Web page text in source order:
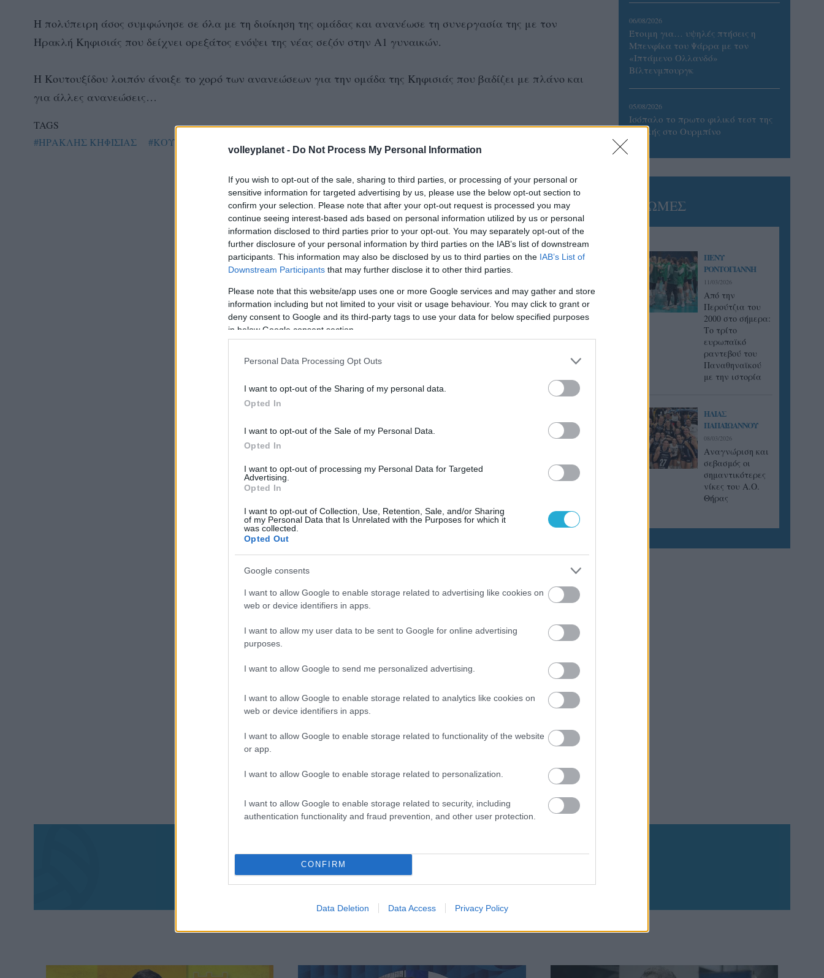
volleyplanet - Do Not Process My Personal Information
If you wish to opt-out of the sale, sharing to third parties, or processing of your personal or
sensitive information for targeted advertising by us, please use the below opt-out section to
confirm your selection. Please note that after your opt-out request is processed you may
continue seeing interest-based ads based on personal information utilized by us or personal
information disclosed to third parties prior to your opt-out. You may separately opt-out of the
further disclosure of your personal information by third parties on the IAB’s list of downstream
participants. This information may also be disclosed by us to third parties on the IAB’s List of
Downstream Participants that may further disclose it to other third parties.
Please note that this website/app uses one or more Google services and may gather and store
information including but not limited to your visit or usage behaviour. You may click to grant or
deny consent to Google and its third-party tags to use your data for below specified purposes
in below Google consent section.
Personal Data Processing Opt Outs
I want to opt-out of the Sharing of my personal data.
Opted In
I want to opt-out of the Sale of my Personal Data.
Opted In
I want to opt-out of processing my Personal Data for Targeted
Advertising.
Opted In
I want to opt-out of Collection, Use, Retention, Sale, and/or Sharing
of my Personal Data that Is Unrelated with the Purposes for which it
was collected.
Opted Out
Google consents
I want to allow Google to enable storage related to advertising like cookies on
web or device identifiers in apps.
I want to allow my user data to be sent to Google for online advertising
purposes.
I want to allow Google to send me personalized advertising.
I want to allow Google to enable storage related to analytics like cookies on
web or device identifiers in apps.
I want to allow Google to enable storage related to functionality of the website
or app.
I want to allow Google to enable storage related to personalization.
I want to allow Google to enable storage related to security, including
authentication functionality and fraud prevention, and other user protection.
CONFIRM
Data Deletion Data Access Privacy Policy
Η πολύπειρη άσος συμφώνησε σε όλα με τη διοίκηση της ομάδας και ανανέωσε τη συνεργασία της με τον
Ηρακλή Κηφισιάς που δείχνει ορεξάτος ενόψει της νέας σεζόν στην Α1 γυναικών.
Η Κουτουξίδου λοιπόν άνοιξε το χορό των ανανεώσεων για την ομάδα της Κηφισιάς που βαδίζει με πλάνο και
για άλλες ανανεώσεις…
TAGS
#ΗΡΑΚΛΗΣ ΚΗΦΙΣΙΑΣ
#ΚΟΥΤΟΥΞΙΔΟΥ
06/08/2026
Έτοιμη για… υψηλές πτήσεις η
Μπενφίκα του Ψάρρα με τον
«Ιπτάμενο Ολλανδό»
Βίλτενμπουργκ
05/08/2026
Ισόπαλο το πρωτο φιλικό τεστ της
Εθνικής στο Ουρμπίνο
ΓΝΩΜΕΣ
ΠΕΝΥ
ΡΟΝΤΟΓΙΑΝΝΗ
11/03/2026
Από την
Περούτζια του
2000 στο σήμερα:
Tο τρίτο
ευρωπαϊκό
ραντεβού του
Παναθηναϊκού
με την ιστορία
ΗΛΙΑΣ
ΠΑΠΑΪΩΑΝΝΟΥ
08/03/2026
Αναγνώριση και
σεβασμός οι
σημαντικότερες
νίκες του Α.Ο.
Θήρας
Aκολουθήστε μας
παντού…